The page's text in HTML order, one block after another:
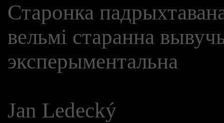
Старонка
вельмі старанна
эксперыментальна
Jan Ledecký